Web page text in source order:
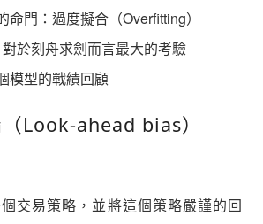
命門：過度擬合（Overfitting）
於刻舟求劍而言最大的考驗
模型的戰績回顧
Look-ahead bias）
個交易策略，並將這個策略嚴謹的回